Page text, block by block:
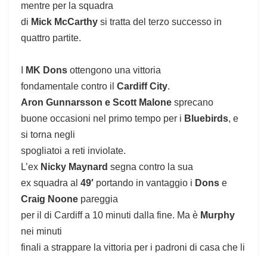
mentre per la squadra
di Mick McCarthy si tratta del terzo successo in
quattro partite.
MK Dons ottengono una vittoria
fondamentale contro il Cardiff City.
Aron Gunnarsson e Scott Malone sprecano
buone occasioni nel primo tempo per i Bluebirds, e
si torna negli
spogliatoi a reti inviolate.
L’ex Nicky Maynard segna contro la sua
ex squadra al 49′ portando in vantaggio i Dons e
Craig Noone pareggia
per il di Cardiff a 10 minuti dalla fine. Ma è Murphy
nei minuti
finali a strappare la vittoria per i padroni di casa che li